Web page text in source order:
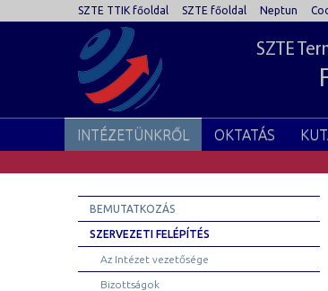
SZTE TTIK főoldal SZTE főoldal Neptun
SZTE
INTÉZETÜNKRŐL OKTATÁS
BEMUTATKOZÁS
SZERVEZETI FELÉPÍTÉS
Az Intézet vezetősége
Bizottságok